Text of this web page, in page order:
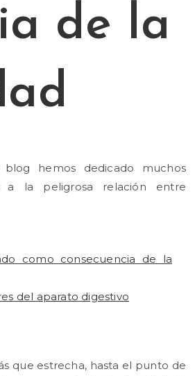
de la
blog hemos dedicado muchos
a la peligrosa relación entre
como consecuencia de la
del aparato digestivo
que estrecha, hasta el punto de